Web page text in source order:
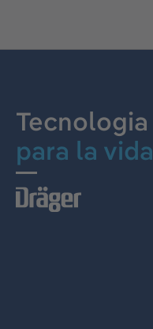
Tecnologia
para la vida